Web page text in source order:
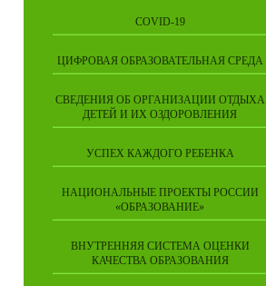
COVID-19
ЦИФРОВАЯ ОБРАЗОВАТЕЛЬНАЯ СРЕДА
СВЕДЕНИЯ ОБ ОРГАНИЗАЦИИ ОТДЫХА
ДЕТЕЙ И ИХ ОЗДОРОВЛЕНИЯ
УСПЕХ КАЖДОГО РЕБЕНКА
НАЦИОНАЛЬНЫЕ ПРОЕКТЫ РОССИИ
«ОБРАЗОВАНИЕ»
ВНУТРЕННЯЯ СИСТЕМА ОЦЕНКИ
КАЧЕСТВА ОБРАЗОВАНИЯ